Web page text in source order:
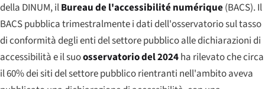
della DINUM, ilBureau de l'accessibilité numérique(BACS). Il
BACS pubblica trimestralmente i dati dell'osservatorio sul tasso
di conformità degli enti del settore pubblico alle dichiarazioni di
accessibilità e il suoosservatorio del 2024ha rilevato che circa
il 60% dei siti del settore pubblico rientranti nell'ambito aveva